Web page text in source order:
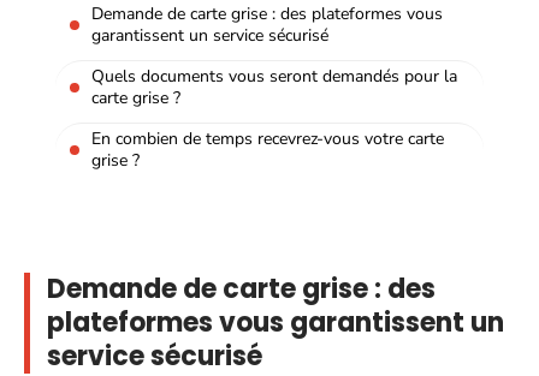
Demande de carte grise : des plateformes vous
garantissent un service sécurisé
Quels documents vous seront demandés pour la
carte grise ?
En combien de temps recevrez-vous votre carte
grise ?
Demande de carte grise : des
plateformes vous garantissent un
service sécurisé